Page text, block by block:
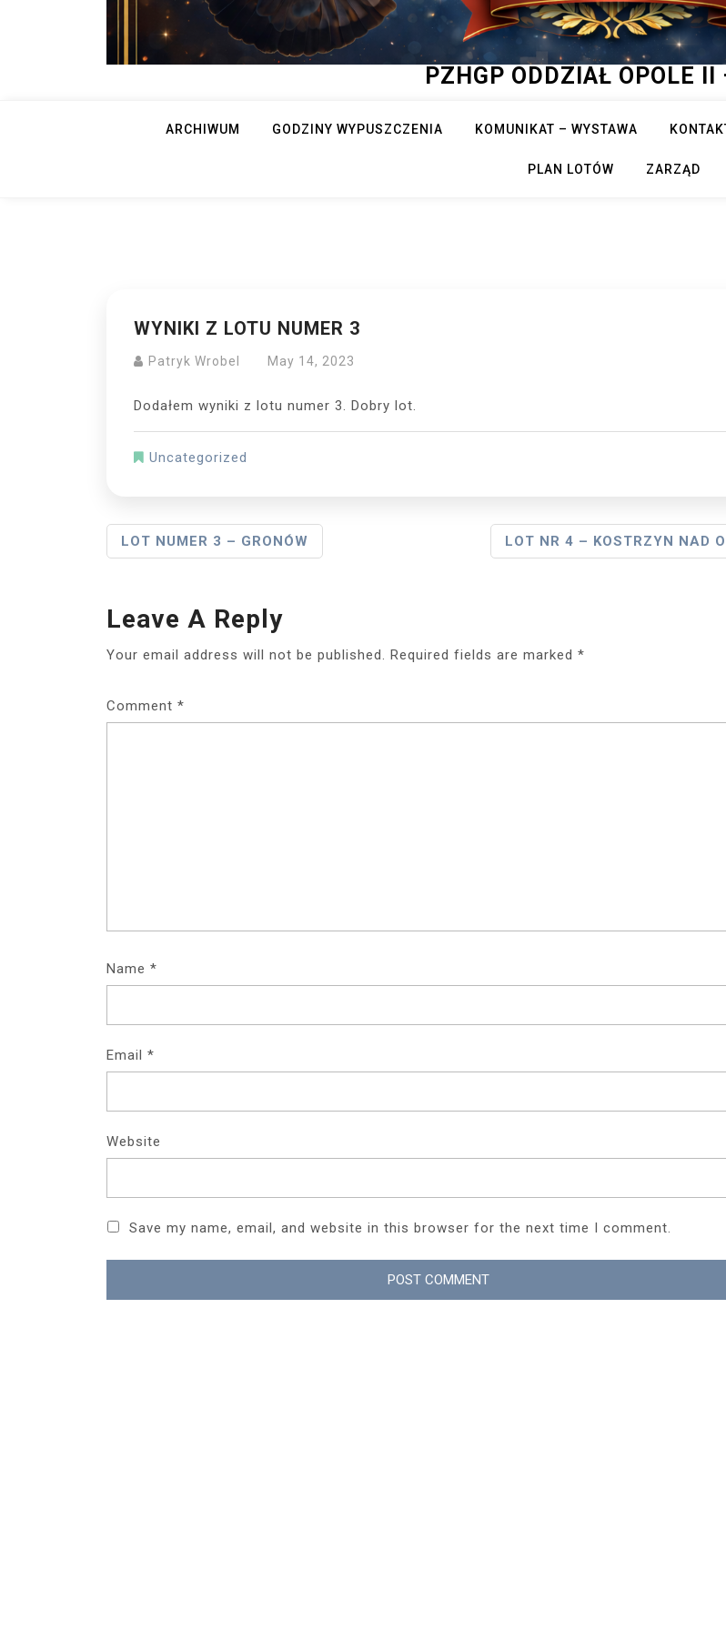
PZHGP ODDZIAŁ OPOLE
ARCHIWUM GODZINY WYPUSZCZENIA KOMUNIKAT – WYSTAWA
PLAN LOTÓW ZARZĄD
WYNIKI Z LOTU NUMER 3
Patryk Wrobel May 14, 2023
Dodałem wyniki z lotu numer 3. Dobry lot.
Uncategorized
Post
LOT NUMER 3 – GRONÓW LOT NR 4 – KOSTRZYN NAD
Leave A Reply
Your email address will not be published. Required fields are marked *
Comment *
Name *
Email *
Website
Save my name, email, and website in this browser for the next time I comment.